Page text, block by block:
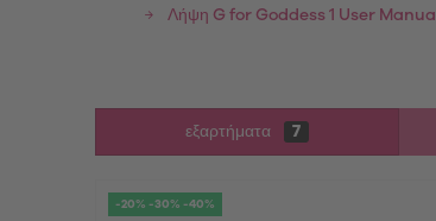
Λήψη G for Goddess 1 User Manual
εξαρτήματα 7
-20% -30% -40%